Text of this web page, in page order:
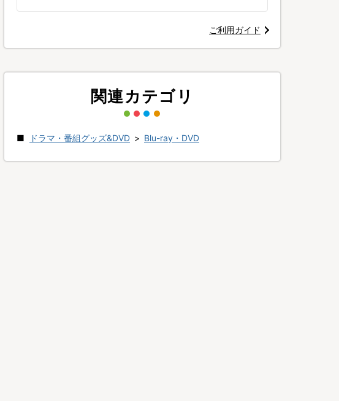
ご利用ガイド
関連カテゴリ
ドラマ・番組グッズ&DVD > Blu-ray・DVD